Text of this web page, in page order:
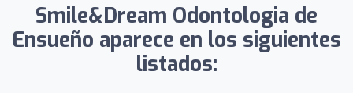
Smile&Dream Odontologia de
Ensueño aparece en los siguientes
listados: